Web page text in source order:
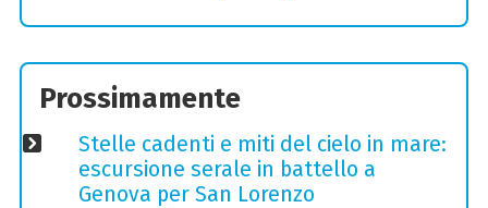
Prossimamente
Stelle cadenti e miti del cielo in mare:
escursione serale in battello a
Genova per San Lorenzo